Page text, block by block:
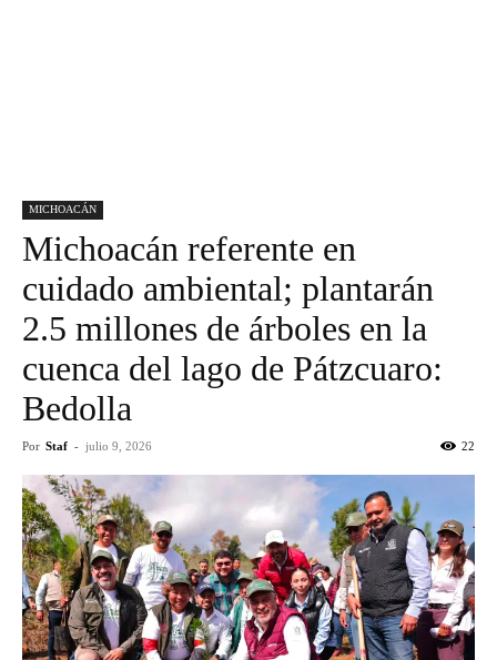
MICHOACÁN
Michoacán referente en
cuidado ambiental; plantarán
2.5 millones de árboles en la
cuenca del lago de Pátzcuaro:
Bedolla
Por Staf - julio 9, 2026 22